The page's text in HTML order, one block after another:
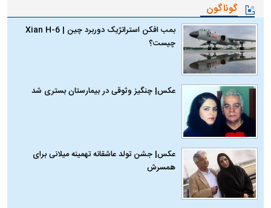
گوناگون
بمب افکن استراتژیک دوربرد چین | Xian H-6
چیست؟
عکس| چنگیز وثوقی در بیمارستان بستری شد
عکس| جشن تولد عاشقانه تهمینه میلانی برای
همسرش